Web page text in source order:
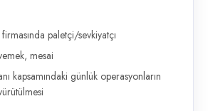
paletçi/sevkiyatçı
mesai
kapsamındaki günlük operasyonların